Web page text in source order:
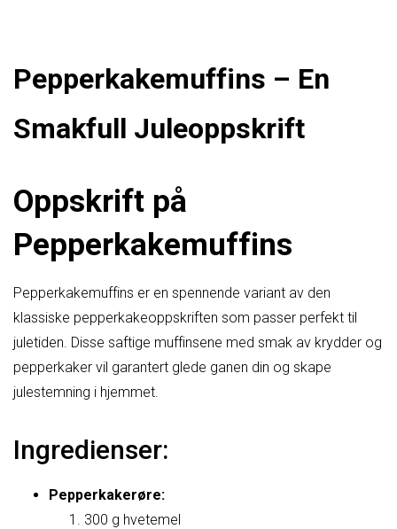
Pepperkakemuffins – En
Smakfull Juleoppskrift
Oppskrift på
Pepperkakemuffins
Pepperkakemuffins er en spennende variant av den
klassiske pepperkakeoppskriften som passer perfekt til
juletiden. Disse saftige muffinsene med smak av krydder og
pepperkaker vil garantert glede ganen din og skape
julestemning i hjemmet.
Ingredienser:
Pepperkakerøre:
300 g hvetemel